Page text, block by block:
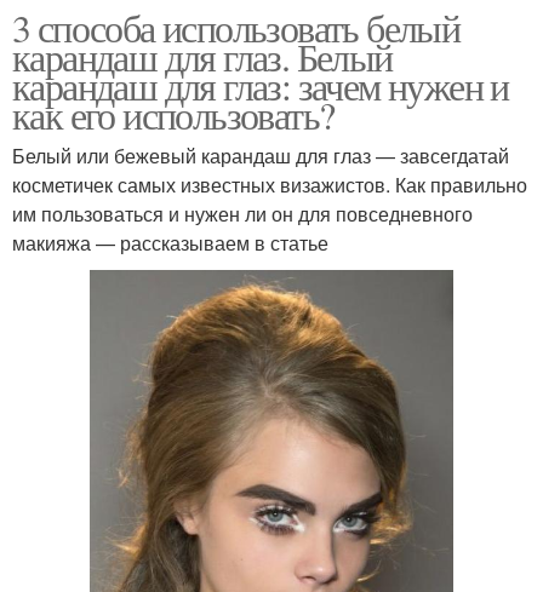
3 способа использовать белый
карандаш для глаз. Белый
карандаш для глаз: зачем нужен и
как его использовать?
Белый или бежевый карандаш для глаз — завсегдатай
косметичек самых известных визажистов. Как правильно
им пользоваться и нужен ли он для повседневного
макияжа — рассказываем в статье